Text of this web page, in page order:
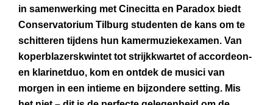
in samenwerking met Cinecitta en Paradox biedt
Conservatorium Tilburg studenten de kans om te
schitteren tijdens hun kamermuziekexamen. Van
koperblazerskwintet tot strijkkwartet of accordeon-
en klarinetduo, kom en ontdek de musici van
morgen in een intieme en bijzondere setting. Mis